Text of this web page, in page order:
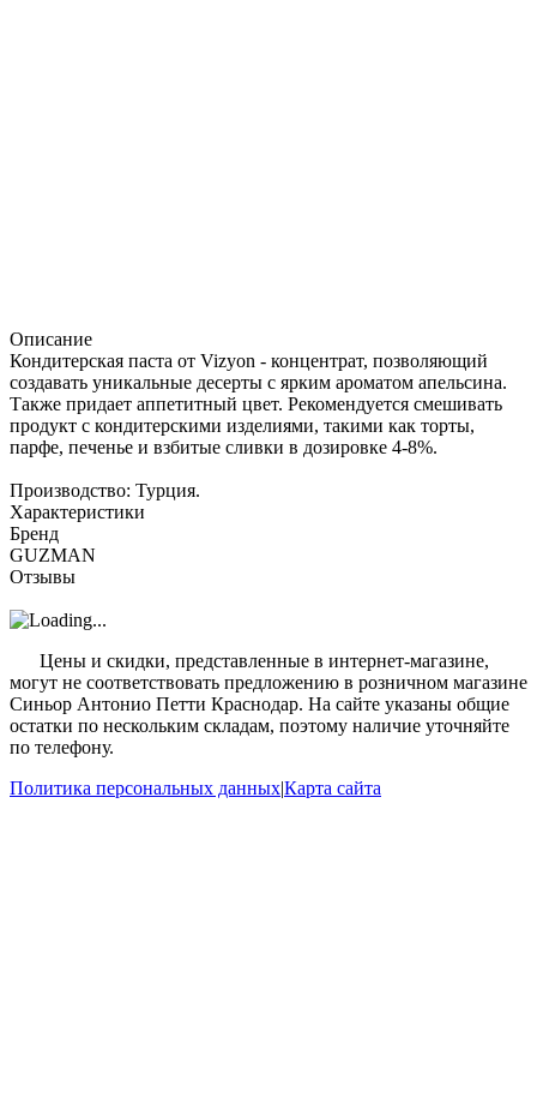
Описание
Кондитерская паста от Vizyon - концентрат, позволяющий
создавать уникальные десерты с ярким ароматом апельсина.
Также придает аппетитный цвет. Рекомендуется смешивать
продукт с кондитерскими изделиями, такими как торты,
парфе, печенье и взбитые сливки в дозировке 4-8%.
Производство: Турция.
Характеристики
Бренд
GUZMAN
Отзывы
Цены и скидки, представленные в интернет-магазине,
могут не соответствовать предложению в розничном магазине
Синьор Антонио Петти Краснодар. На сайте указаны общие
остатки по нескольким складам, поэтому наличие уточняйте
по телефону.
Политика персональных данных|Карта сайта